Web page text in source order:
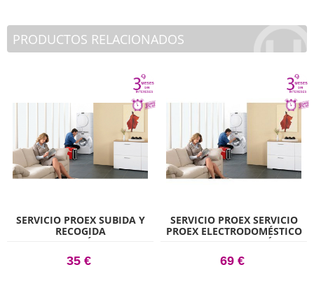
PRODUCTOS RELACIONADOS
SERVICIO PROEX SUBIDA Y
RECOGIDA
ELECTRODOMÉSTICO, NO
INCLUYE LA INSTALACIÓN
35 €
SERVICIO PROEX SERVICIO
PROEX ELECTRODOMÉSTICO
LIBRE INSTALACIÓN,
SUBIDA Y RECOGIDA
ELECTRODOMÉSTICO,
69 €